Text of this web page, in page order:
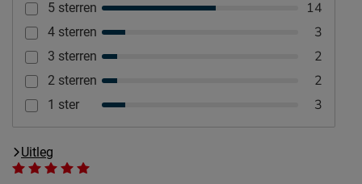
5 sterren 14
4 sterren 3
3 sterren 2
2 sterren 2
1 ster 3
Uitleg